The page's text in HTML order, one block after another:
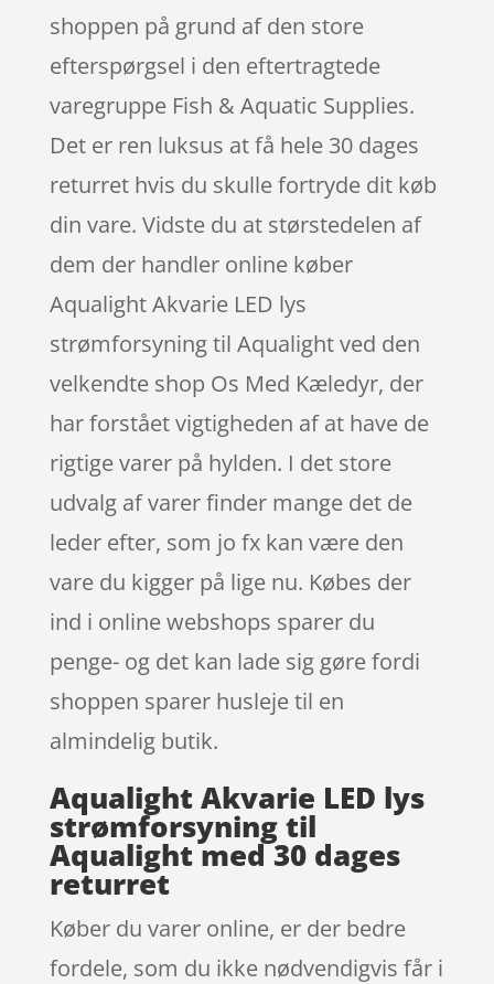
shoppen på grund af den store
efterspørgsel i den eftertragtede
varegruppe Fish & Aquatic Supplies.
Det er ren luksus at få hele 30 dages
returret hvis du skulle fortryde dit køb
din vare. Vidste du at størstedelen af
dem der handler online køber
Aqualight Akvarie LED lys
strømforsyning til Aqualight ved den
velkendte shop Os Med Kæledyr, der
har forstået vigtigheden af at have de
rigtige varer på hylden. I det store
udvalg af varer finder mange det de
leder efter, som jo fx kan være den
vare du kigger på lige nu. Købes der
ind i online webshops sparer du
penge- og det kan lade sig gøre fordi
shoppen sparer husleje til en
almindelig butik.
Aqualight Akvarie LED lys
strømforsyning til
Aqualight med 30 dages
returret
Køber du varer online, er der bedre
fordele, som du ikke nødvendigvis får i